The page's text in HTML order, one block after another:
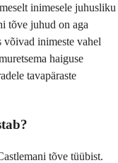
inimesele juhusliku
tõve juhud on aga
inimeste vahel
haiguse
tavapäraste
tõve tüübist.